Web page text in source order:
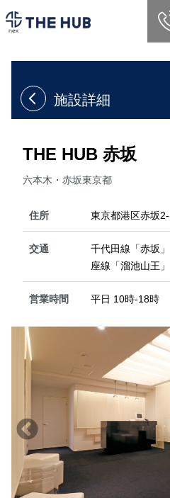
施設詳細
THE HUB 赤坂
六本木・赤坂東京都
住所 東京都港区赤坂
交通
千代田線「赤坂
座線「溜池山王
営業時間 平日 10時-18時